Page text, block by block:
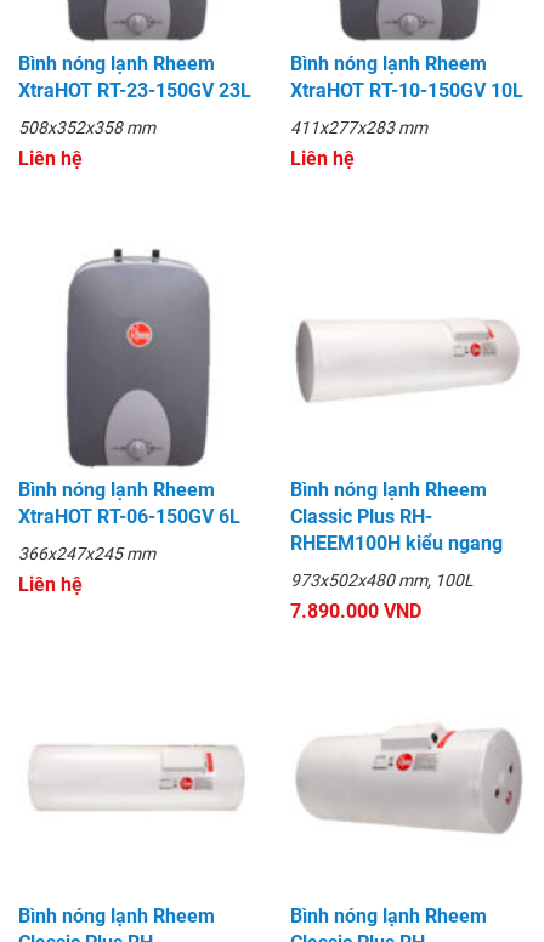
Bình nóng lạnh Rheem
XtraHOT RT-23-150GV 23L
508x352x358 mm
Liên hệ
Bình nóng lạnh Rheem
XtraHOT RT-10-150GV 10L
411x277x283 mm
Liên hệ
Bình nóng lạnh Rheem
XtraHOT RT-06-150GV 6L
366x247x245 mm
Liên hệ
Bình nóng lạnh Rheem
Classic Plus RH-
RHEEM100H kiểu ngang
973x502x480 mm, 100L
7.890.000 VND
Bình nóng lạnh Rheem
Bình nóng lạnh Rheem